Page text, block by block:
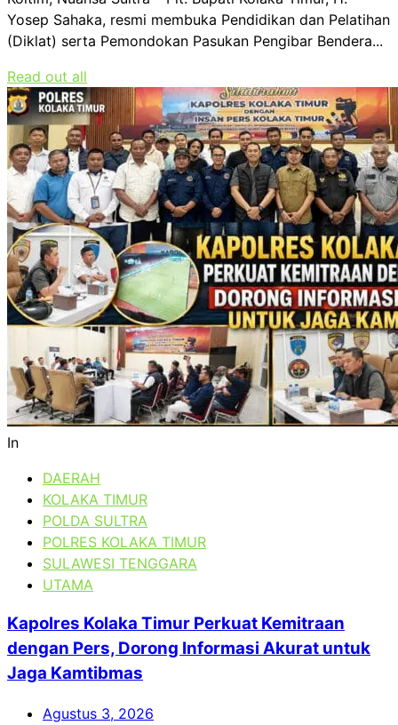
Yosep Sahaka, resmi membuka Pendidikan dan Pelatihan
(Diklat) serta Pemondokan Pasukan Pengibar Bendera...
Read out all
In
DAERAH
KOLAKA TIMUR
POLDA SULTRA
POLRES KOLAKA TIMUR
SULAWESI TENGGARA
UTAMA
Kapolres Kolaka Timur Perkuat Kemitraan
dengan Pers, Dorong Informasi Akurat untuk
Jaga Kamtibmas
Agustus 3, 2026